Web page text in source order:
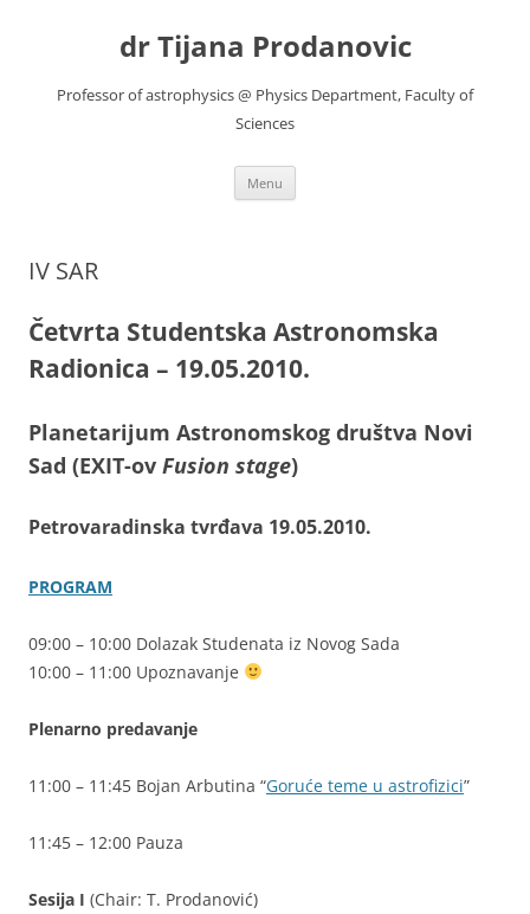
dr Tijana Prodanovic
Professor of astrophysics @ Physics Department, Faculty of
Sciences
Menu
IV SAR
Četvrta Studentska Astronomska
Radionica – 19.05.2010.
Planetarijum Astronomskog društva Novi
Sad (EXIT-ov Fusion stage)
Petrovaradinska tvrđava 19.05.2010.
PROGRAM
09:00 – 10:00 Dolazak Studenata iz Novog Sada
10:00 – 11:00 Upoznavanje
Plenarno predavanje
11:00 – 11:45 Bojan Arbutina “Goruće teme u astrofizici”
11:45 – 12:00 Pauza
Sesija I (Chair: T. Prodanović)